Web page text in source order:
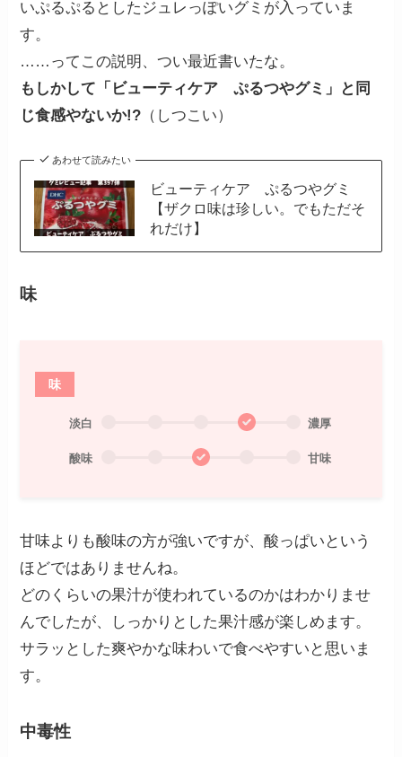
いぷるぷるとしたジュレっぽいグミが入っていま
す。
……ってこの説明、つい最近書いたな。
もしかして「ビューティケア ぷるつやグミ」と同
じ食感やないか!? （しつこい）
あわせて読みたい
ビューティケア ぷるつやグミ
【ザクロ味は珍しい。でもただそ
れだけ】
味
味
淡白 濃厚
酸味 甘味
甘味よりも酸味の方が強いですが、酸っぱいという
ほどではありませんね。
どのくらいの果汁が使われているのかはわかりませ
んでしたが、しっかりとした果汁感が楽しめます。
サラッとした爽やかな味わいで食べやすいと思いま
す。
中毒性